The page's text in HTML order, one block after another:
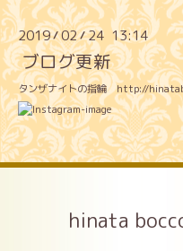
2019/02/24 13:14
ブログ更新
タンザナイトの指輪http://
hinata